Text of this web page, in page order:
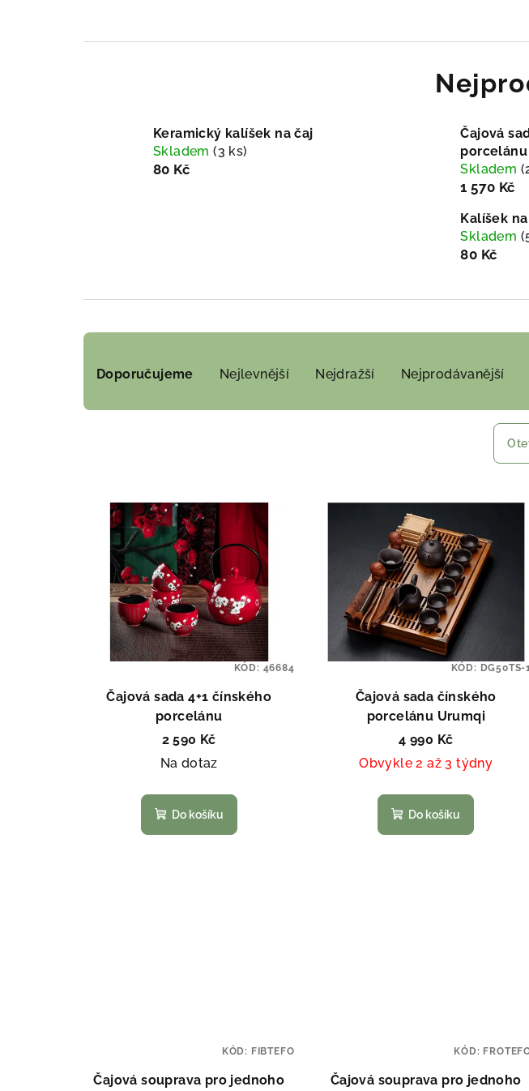
Keramický kalíšek na čaj
Skladem(3 ks)
80 Kč
Čajová
porcelánu
Skladem
1 570 Kč
Kalíšek
Skladem
80 Kč
a
z
Doporučujeme Nejlevnější Nejdražší Nejprodávanější
Čajová sada 4+1 čínského
porcelánu
2 590 Kč
Na dotaz
Do košíku
KÓD: 46684
Čajová sada čínského
porcelánu Urumqi
4 990 Kč
Obvykle 2 až 3 týdny
Do košíku
KÓD: DG50TS-
Čajová souprava pro jednoho
KÓD: FIBTEFO
Čajová souprava pro jednoho
KÓD: